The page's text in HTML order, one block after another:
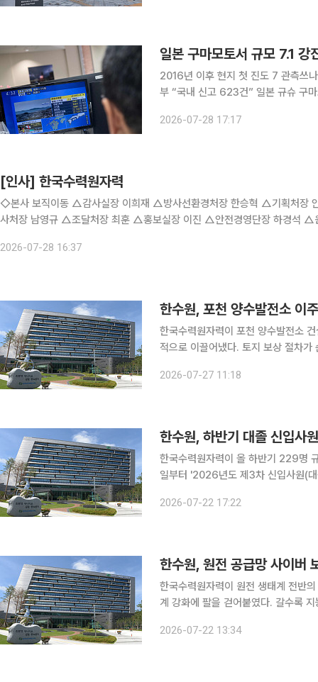
일본 구마모토서 규모 7.1
2016년 이후 현지 첫 진도 7 관측쓰
부 “국내 신고 623건” 일본 규슈 구
2026-07-28 17:17
[인사] 한국수력원자력
◇본사 보직이동 △감사실장 이희재 △방사선환경처장 한승혁 △기획처장
사처장 남영규 △조달처장 최훈 △홍보실장 이진 △안전경영단장 하경석
2026-07-28 16:37
한수원, 포천 양수발전소 이
한국수력원자력이 포천 양수발전소
적으로 이끌어냈다. 토지 보상 절차가 순조롭게 진행됨에 따라 본공사 착공을 비롯한 국가 핵심 전
수몰 예정 지역 이주 대상 주민 28명
2026-07-27 11:18
한수원, 하반기 대졸 신입
한국수력원자력이 올 하반기 229명 규모
일부터 '2026년도 제3차 신입사원(대
취약계층의 사회 진출을 돕기 위한 별
2026-07-22 17:22
한수원, 원전 공급망 사이버
한국수력원자력이 원전 생태계 전반
계 강화에 팔을 걷어붙였다. 갈수록 지능화되는 '공급망 해킹 공격'을 선제적으로 차단하고, 중소·중
방침이다. 한수원은 21일 원자
2026-07-22 13:34